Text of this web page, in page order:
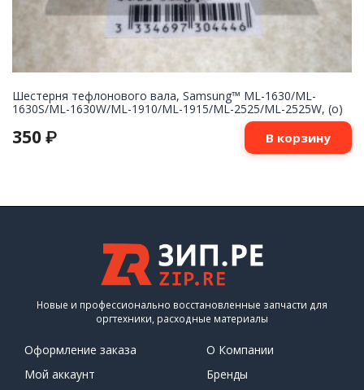
Шестерня тефлонового вала, Samsung™ ML-1630/ML-
1630S/ML-1630W/ML-1910/ML-1915/ML-2525/ML-2525W, (о)
350 ₽ В корзину
Новые и профессионально восстановленные запчасти для
оргтехники, расходные материалы
Оформление заказа
Мой аккаунт
О Компании
Бренды